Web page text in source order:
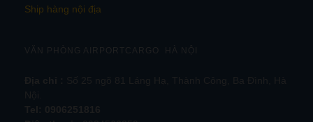
Ship hàng nội địa
VĂN PHÒNG AIRPORTCARGO HÀ NỘI